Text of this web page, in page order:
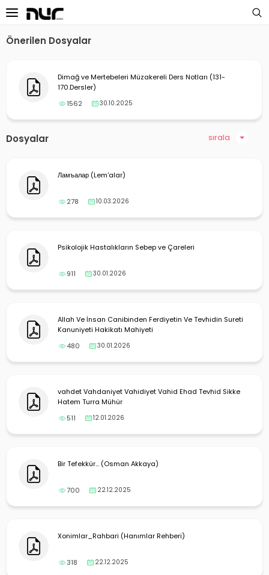
Dersleri
Dersler
Dersler
Dersler
Önerilen Dosyalar
Dimağ ve Mertebeleri Müzakereli Ders Notları (131-
170.Dersler)
1562
30.10.2025
Dosyalar sırala
Ламъалар (Lem'alar)
278 10.03.2026
Psikolojik Hastalıkların Sebep ve Çareleri
911 30.01.2026
Allah Ve İnsan Canibinden Ferdiyetin Ve Tevhidin Sureti
Kanuniyeti Hakikatı Mahiyeti
480
30.01.2026
vahdet Vahdaniyet Vahidiyet Vahid Ehad Tevhid Sikke
Hatem Turra Mühür
511
12.01.2026
Bir Tefekkür... (Osman Akkaya)
700 22.12.2025
Xonimlar_Rahbari (Hanımlar Rehberi)
318 22.12.2025